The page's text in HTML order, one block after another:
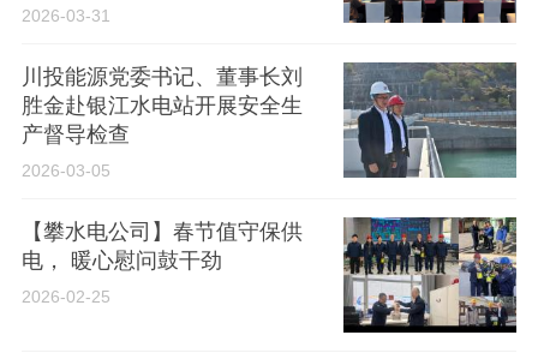
2026-03-31
川投能源党委书记、董事长刘
胜金赴银江水电站开展安全生
产督导检查
2026-03-05
【攀水电公司】春节值守保供
电， 暖心慰问鼓干劲
2026-02-25